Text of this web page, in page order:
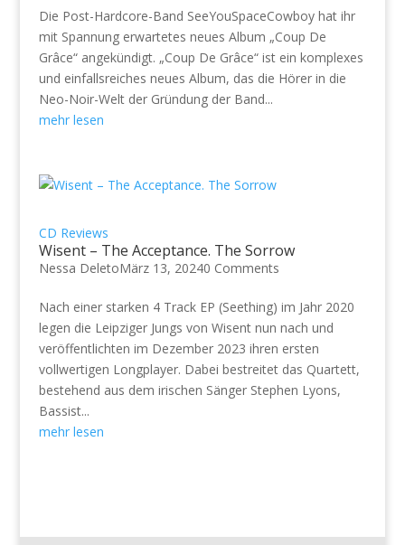
Die Post-Hardcore-Band SeeYouSpaceCowboy hat ihr
mit Spannung erwartetes neues Album „Coup De
Grâce“ angekündigt. „Coup De Grâce“ ist ein komplexes
und einfallsreiches neues Album, das die Hörer in die
Neo-Noir-Welt der Gründung der Band...
mehr lesen
CD Reviews
Wisent – The Acceptance. The Sorrow
Nessa DeletoMärz 13, 20240 Comments
Nach einer starken 4 Track EP (Seething) im Jahr 2020
legen die Leipziger Jungs von Wisent nun nach und
veröffentlichten im Dezember 2023 ihren ersten
vollwertigen Longplayer. Dabei bestreitet das Quartett,
bestehend aus dem irischen Sänger Stephen Lyons,
Bassist...
mehr lesen